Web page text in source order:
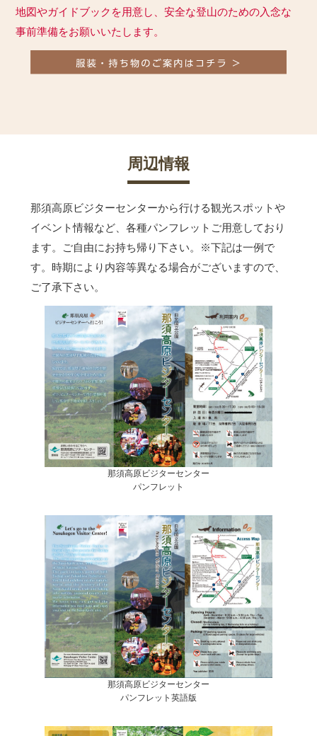
地図やガイドブックを用意し、安全な登山のための入念な
事前準備をお願いいたします。
周辺情報
那須高原ビジターセンターから行ける観光スポットや
イベント情報など、各種パンフレットご用意しており
ます。ご自由にお持ち帰り下さい。
※下記は一例で
す。時期により内容等異なる場合がございますので、
ご了承下さい。
那須高原ビジターセンター
パンフレット
那須高原ビジターセンター
パンフレット英語版